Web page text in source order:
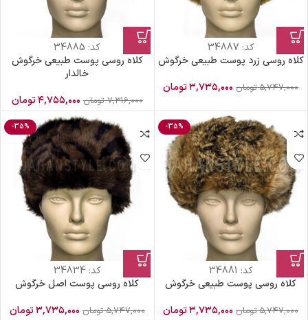
کد: 34887
کلاه روسی زرد پوست طبیعی خرگوش
۵,۷۴۷,۰۰۰ تومان ۳,۷۳۵,۰۰۰تومان
کد: 34885
کلاه روسی پوست طبیعی خرگوش
خالدار
۷,۳۱۶,۰۰۰ تومان ۴,۷۵۵,۰۰۰تومان
-35%
کد: 34881
کلاه روسی پوست طبیعی خرگوش
۵,۷۴۷,۰۰۰ تومان ۳,۷۳۵,۰۰۰تومان
-35%
کد:34834
کلاه روسی پوست اصل خرگوش
۵,۷۴۷,۰۰۰ تومان ۳,۷۳۵,۰۰۰تومان